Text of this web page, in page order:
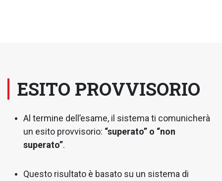
ESITO PROVVISORIO
Al termine dell’esame, il sistema ti comunicherà
un esito provvisorio: “superato” o “non
superato”.
Questo risultato è basato su un sistema di